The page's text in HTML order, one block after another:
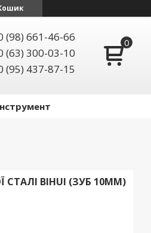
(98) 661-46-66
(63) 300-03-10
(95) 437-87-15
BIHUI (ЗУБ 10ММ)